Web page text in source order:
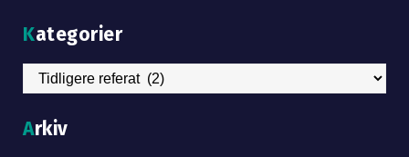
Kategorier
Kategorier
Arkiv